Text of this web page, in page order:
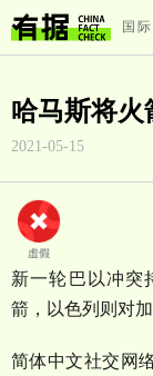
国
哈马斯将火
2021-05-15
新一轮巴以冲突
箭，以色列则对
简体中文社交网